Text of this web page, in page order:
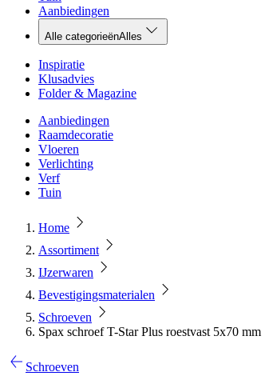
Aanbiedingen
Alle categorieënAlles
Inspiratie
Klusadvies
Folder & Magazine
Aanbiedingen
Raamdecoratie
Vloeren
Verlichting
Verf
Tuin
Home
Assortiment
IJzerwaren
Bevestigingsmaterialen
Schroeven
Spax schroef T-Star Plus roestvast 5x70 mm
Schroeven